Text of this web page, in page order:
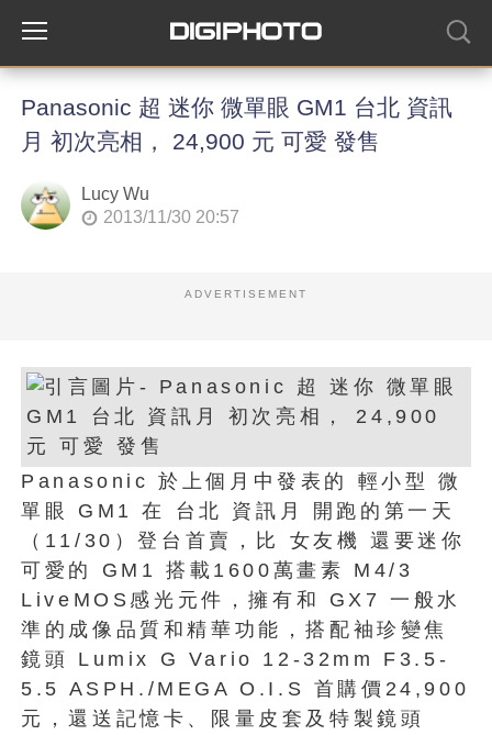
Panasonic 超 迷你 微單眼 GM1 台北 資訊
月 初次亮相， 24,900 元 可愛 發售
Lucy Wu
2013/11/30 20:57
ADVERTISEMENT
Panasonic 於上個月中發表的 輕小型 微
單眼 GM1 在 台北 資訊月 開跑的第一天
（11/30）登台首賣，比 女友機 還要迷你
可愛的 GM1 搭載1600萬畫素 M4/3
LiveMOS感光元件，擁有和 GX7 一般水
準的成像品質和精華功能，搭配袖珍變焦
鏡頭 Lumix G Vario 12-32mm F3.5-
5.5 ASPH./MEGA O.I.S 首購價24,900
元，還送記憶卡、限量皮套及特製鏡頭